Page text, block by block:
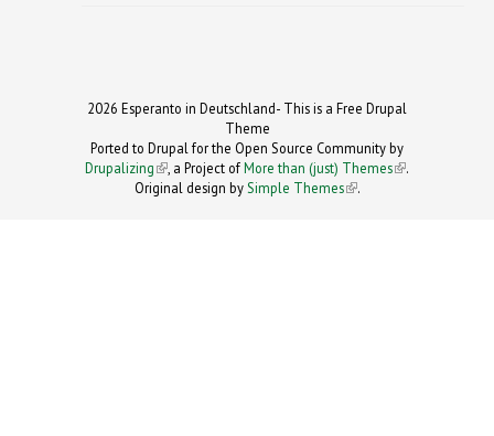
2026 Esperanto in Deutschland- This is a Free Drupal
Theme
Ported to Drupal for the Open Source Community by
Drupalizing(link is external)
, a Project ofMore than (just) Themes (link is
.
Original design by Simple Themes
(link is
.